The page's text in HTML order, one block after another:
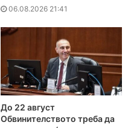
06.08.2026 21:41
До 22 август
Обвинителството треба да